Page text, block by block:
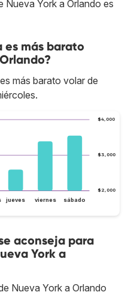
Nueva York a Orlando es
es más barato
más barato volar de
$2,000
$3,000
$4,000
jueves viernes sábado
aconseja para
York a
Nueva York a Orlando